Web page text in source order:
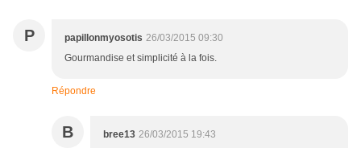
P papillonmyosotis 26/03/2015 09:30
Gourmandise et simplicité à la fois.
Répondre
B bree13 26/03/2015 19:43